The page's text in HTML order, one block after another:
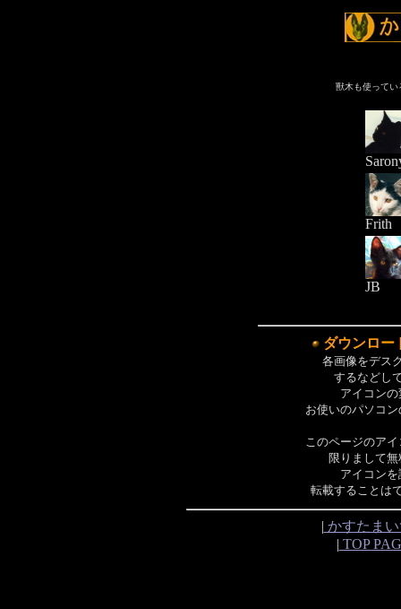
獸木も使ってい
Frith
JB
ダウンロー
各画像をデス
するなどし
アイコン
お使いのパソコ
このページのア
限りまして
アイコン
転載することは
| かすたま
| TOP